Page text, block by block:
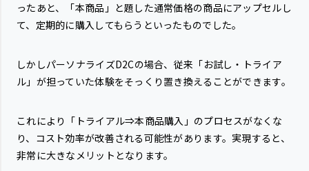
ったあと、「本商品」と題した通常価格の商品にアップセルし
て、定期的に購入してもらうといったものでした。
しかしパーソナライズD2Cの場合、従来「お試し・トライア
ル」が担っていた体験をそっくり置き換えることができます。
これにより「トライアル⇒本商品購入」のプロセスがなくな
り、コスト効率が改善される可能性があります。実現すると、
非常に大きなメリットとなります。